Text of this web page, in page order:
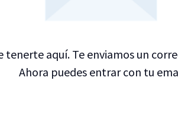
tenerte aquí. Te enviamos un
Ahora puedes entrar con tu